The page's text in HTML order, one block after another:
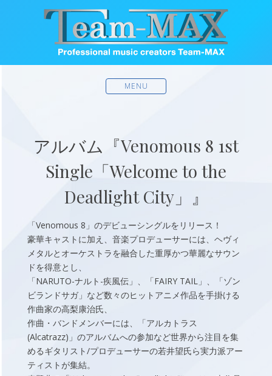
MENU
アルバム『Venomous 8 1st
Single「Welcome to the
Deadlight City」』
「Venomous 8」のデビューシングルをリリース！
豪華キャストに加え、音楽プロデューサーには、ヘヴィ
メタルとオーケストラを融合した重厚かつ華麗なサウン
ドを得意とし、
「NARUTO-ナルト-疾風伝」、「FAIRY TAIL」、「ゾン
ビランドサガ」など数々のヒットアニメ作品を手掛ける
作曲家の高梨康治氏、
作曲・バンドメンバーには、「アルカトラス
(Alcatrazz)」のアルバムへの参加など世界から注目を集
めるギタリスト/プロデューサーの若井望氏ら実力派アー
ティストが集結。